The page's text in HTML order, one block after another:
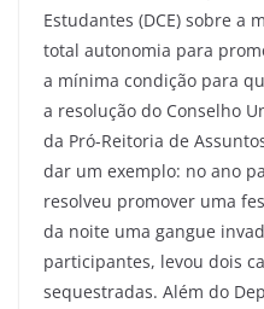
Estudantes (DCE) sobre a
total autonomia para
a mínima condição para
a resolução do Conselho
da Pró-Reitoria de
dar um exemplo: no ano
resolveu promover uma
da noite uma gangue
participantes, levou dois
sequestradas. Além do